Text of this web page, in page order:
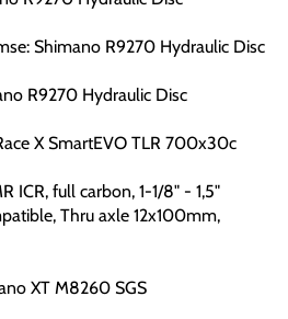
Shimano R9270 Hydraulic Disc
R9270 Hydraulic Disc
X SmartEVO TLR 700x30c
ICR, full carbon, 1-1/8" - 1,5"
Thru axle 12x100mm,
XT M8260 SGS